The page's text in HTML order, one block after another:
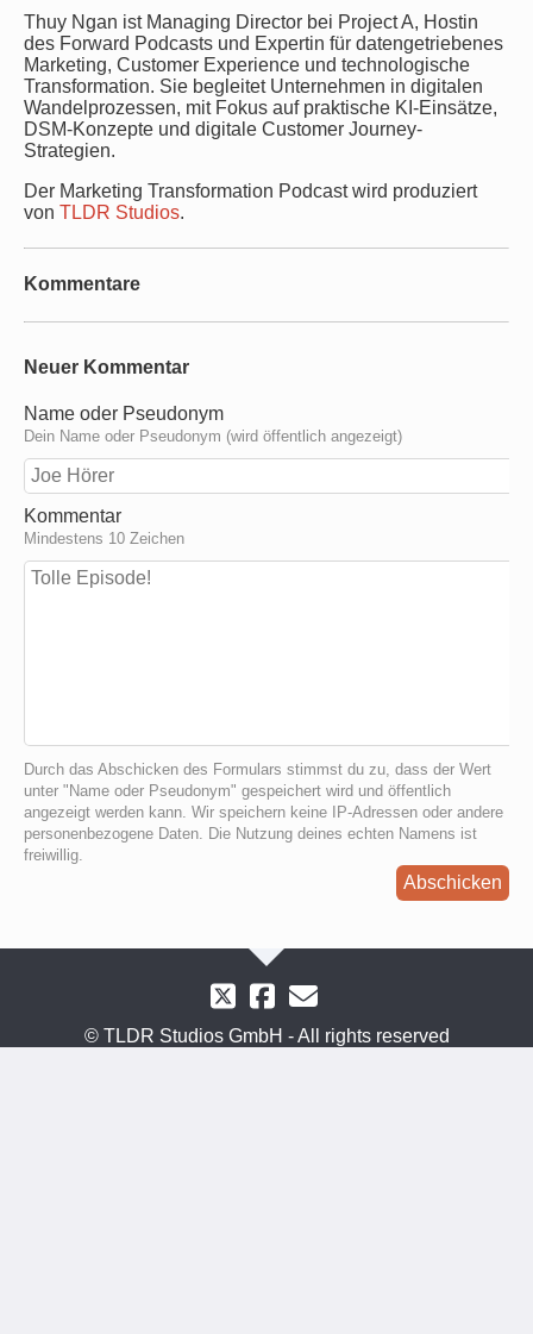
Thuy Ngan ist Managing Director bei Project A, Hostin
des Forward Podcasts und Expertin für datengetriebenes
Marketing, Customer Experience und technologische
Transformation. Sie begleitet Unternehmen in digitalen
Wandelprozessen, mit Fokus auf praktische KI-Einsätze,
DSM-Konzepte und digitale Customer Journey-
Strategien.
Der Marketing Transformation Podcast wird produziert
von TLDR Studios.
Kommentare
Neuer Kommentar
Name oder Pseudonym
Dein Name oder Pseudonym (wird öffentlich angezeigt)
Kommentar
Mindestens 10 Zeichen
Durch das Abschicken des Formulars stimmst du zu, dass der Wert
unter "Name oder Pseudonym" gespeichert wird und öffentlich
angezeigt werden kann. Wir speichern keine IP-Adressen oder andere
personenbezogene Daten. Die Nutzung deines echten Namens ist
freiwillig.
Abschicken
© TLDR Studios GmbH - All rights reserved